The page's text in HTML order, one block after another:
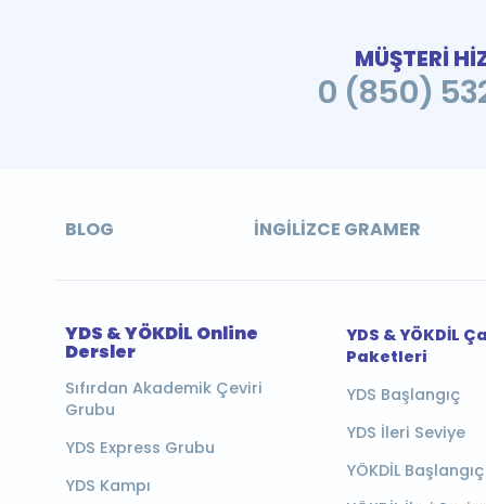
MÜŞTERİ
0 (850)
BLOG İNGILIZCE GRAMER
YDS & YÖKDİL Online
Dersler
Sıfırdan Akademik Çeviri
Grubu
YDS Express Grubu
YDS Kampı
YDS & YÖKDİL
Paketleri
YDS Başlangıç
YDS İleri Seviye
YÖKDİL Başlangıç